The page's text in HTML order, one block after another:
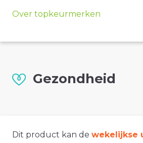
Over topkeurmerken
Gezondheid
Dit product kan de wekelijkse